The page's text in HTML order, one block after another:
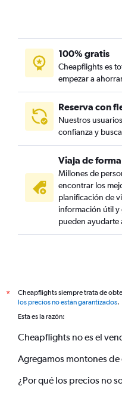
100% gratis
Cheapflights es
empezar a
Reserva con
Nuestros
confianza y
Viaja de
Millones de
encontrar los
planificación de
información útil y
pueden ayudarte
*
Cheapflights siempre trata de
los precios no están garantizados.
Esta es la razón:
Cheapflights no es el
Agregamos montones
¿Por qué los precios no